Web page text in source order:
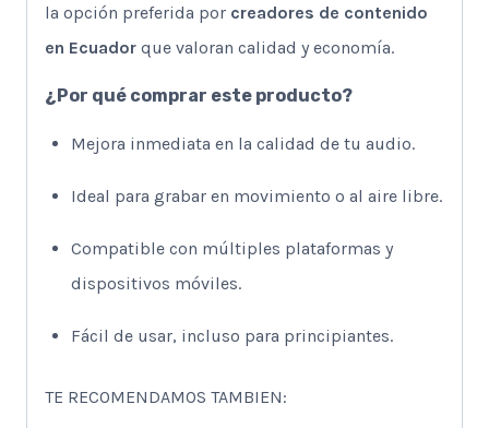
la opción preferida por creadores de contenido
en Ecuador que valoran calidad y economía.
¿Por qué comprar este producto?
Mejora inmediata en la calidad de tu audio.
Ideal para grabar en movimiento o al aire libre.
Compatible con múltiples plataformas y
dispositivos móviles.
Fácil de usar, incluso para principiantes.
TE RECOMENDAMOS TAMBIEN: